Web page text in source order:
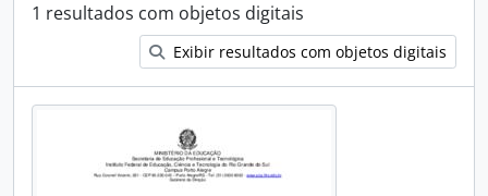
1 resultados com objetos digitais
Exibir resultados com objetos digitais